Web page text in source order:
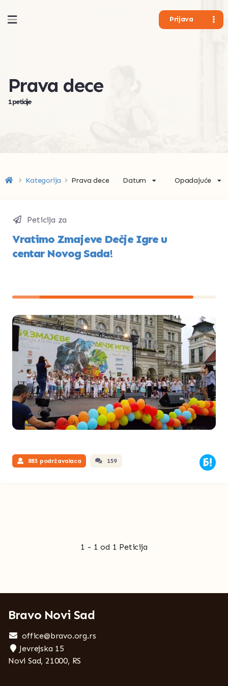
Prijava
Prava dece
1 peticije
Kategorija Prava dece Datum Opadajuće
Peticija za
Vratimo Zmajeve Dečje Igre u
centar Novog Sada!
885 podržavalaca 159
1 - 1 od 1 Peticija
Bravo Novi Sad
office@bravo.org.rs
Jevrejska 15
Novi Sad, 21000, RS